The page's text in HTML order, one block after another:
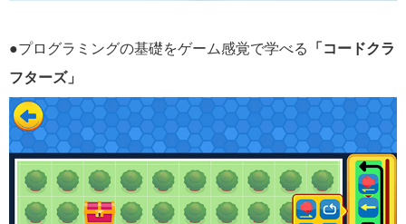
●プログラミングの基礎をゲーム感覚で学べる
「コードクラ
フターズ」